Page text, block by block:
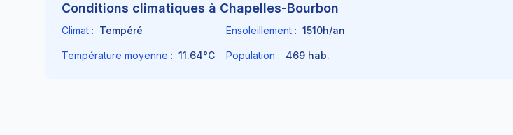
Conditions climatiques à Chapelles-Bourbon
Climat : Tempéré Ensoleillement : 1510h/an
Température moyenne : 11.64°C Population : 469 hab.